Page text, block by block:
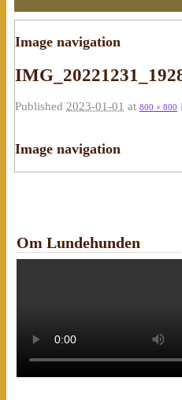
Image navigation
Published 2023-01-01 at 800 × 800
Image navigation
Om Lundehunden